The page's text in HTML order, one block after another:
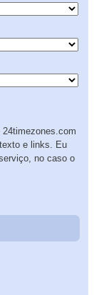
e links. Eu
no caso o